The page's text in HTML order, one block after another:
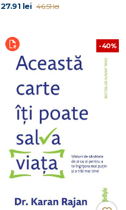
27.91 lei 46.51 lei
-40%